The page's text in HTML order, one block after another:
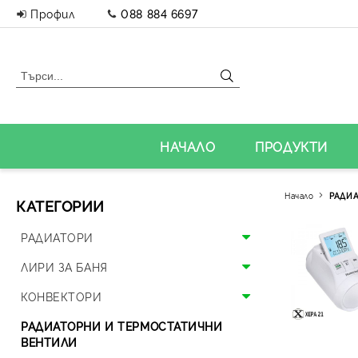
Профил 088 884 6697
НАЧАЛО ПРОДУКТИ
КАТЕГОРИИ
РАДИАТОРИ
Алуминиеви радиатори
Панелни радиатори
Аксесоари за радиатори
Дизайнерски радиатори
ЛИРИ ЗА БАНЯ
Алуминиеви лири
Стоманени лири
КОНВЕКТОРИ
Подови конвектори
РАДИАТОРНИ И ТЕРМОСТАТИЧНИ
ВЕНТИЛИ
Начало